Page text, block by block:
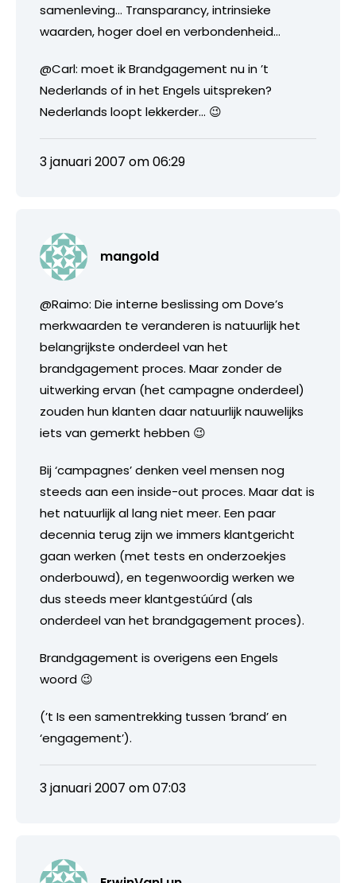
samenleving… Transparancy, intrinsieke
waarden, hoger doel en verbondenheid…
@Carl: moet ik Brandgagement nu in ’t
Nederlands of in het Engels uitspreken?
Nederlands loopt lekkerder… 😉
3 januari 2007 om 06:29
mangold
@Raimo: Die interne beslissing om Dove’s
merkwaarden te veranderen is natuurlijk het
belangrijkste onderdeel van het
brandgagement proces. Maar zonder de
uitwerking ervan (het campagne onderdeel)
zouden hun klanten daar natuurlijk nauwelijks
iets van gemerkt hebben 😉
Bij ‘campagnes’ denken veel mensen nog
steeds aan een inside-out proces. Maar dat is
het natuurlijk al lang niet meer. Een paar
decennia terug zijn we immers klantgericht
gaan werken (met tests en onderzoekjes
onderbouwd), en tegenwoordig werken we
dus steeds meer klantgestúúrd (als
onderdeel van het brandgagement proces).
Brandgagement is overigens een Engels
woord 😉
(’t Is een samentrekking tussen ‘brand’ en
‘engagement’).
3 januari 2007 om 07:03